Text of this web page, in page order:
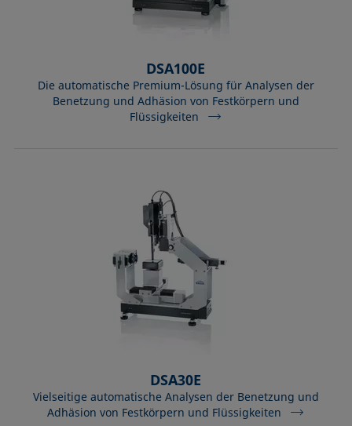
DSA100E
Die automatische Premium-Lösung für Analysen der
Benetzung und Adhäsion von Festkörpern und
Flüssigkeiten
DSA30E
Vielseitige automatische Analysen der Benetzung und
Adhäsion von Festkörpern und Flüssigkeiten